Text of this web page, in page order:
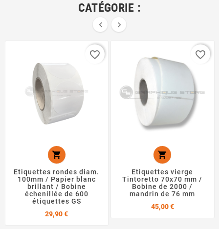
CATÉGORIE :
 

Etiquettes rondes diam.
100mm / Papier blanc
brillant / Bobine
échenillée de 600
étiquettes GS
29,90 €Prix
favorite_border

Etiquettes vierge
Tintoretto 70x70 mm /
Bobine de 2000 /
mandrin de 76 mm
45,00 €Prix
favorite_border